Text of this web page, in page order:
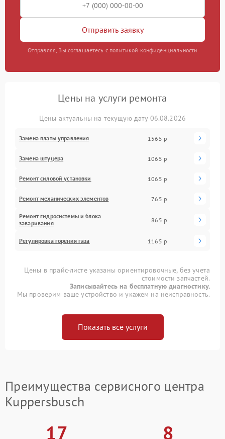
Отправить заявку
Отправляя, Вы соглашаетесь с политикой конфиденциальности
Цены на услуги ремонта
Цены актуальны на текущую дату 06.08.2026
Замена платы управления 1565 р
Замена штуцера 1065 р
Ремонт силовой установки 1065 р
Ремонт механических элементов 765 р
Ремонт гидросистемы и блока
заваривания
865 р
Регулировка горения газа 1165 р
Цены в прайс-листе указаны ориентировочные, без учета
стоимости запчастей.
Записывайтесь на бесплатную диагностику.
Мы проверим ваше устройство и укажем на неисправность.
Показать все услуги
Преимущества сервисного центра
Kuppersbusch
17 8